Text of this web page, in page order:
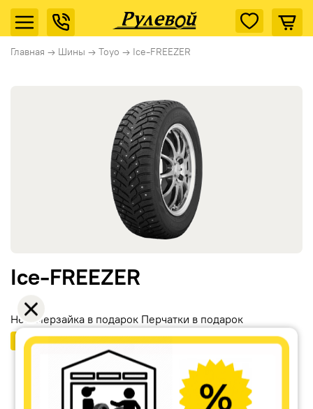
Главная → Шины → Toyo → Ice-FREEZER
Ikon Tyres (Nokian Tyres)
Ice-FREEZER
Незамерзайка в подарок Перчатки в подарок
Бесплатный шиномонтаж